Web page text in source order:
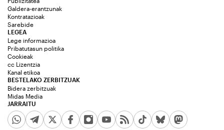
Galdera-erantzunak
Kontratazioak
Sarebide
JARRAITU
LEGEA
Lege informazioa
Pribatutasun politika
Cookieak
cc Lizentzia
Kanal etikoa
BESTELAKO ZERBITZUAK
Bidera zerbitzuak
Midas Media